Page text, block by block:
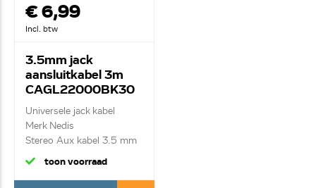
€ 6,99
Incl. btw
3.5mm jack
aansluitkabel 3m
CAGL22000BK30
Universele jack kabel
Merk Nedis
Stereo Aux kabel 3.5 mm
M...
toon voorraad